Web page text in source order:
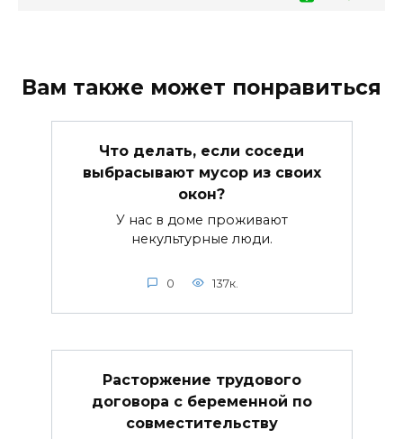
Вам также может понравиться
Что делать, если соседи
выбрасывают мусор из своих
окон?
У нас в доме проживают
некультурные люди.
0 137к.
Расторжение трудового
договора с беременной по
совместительству